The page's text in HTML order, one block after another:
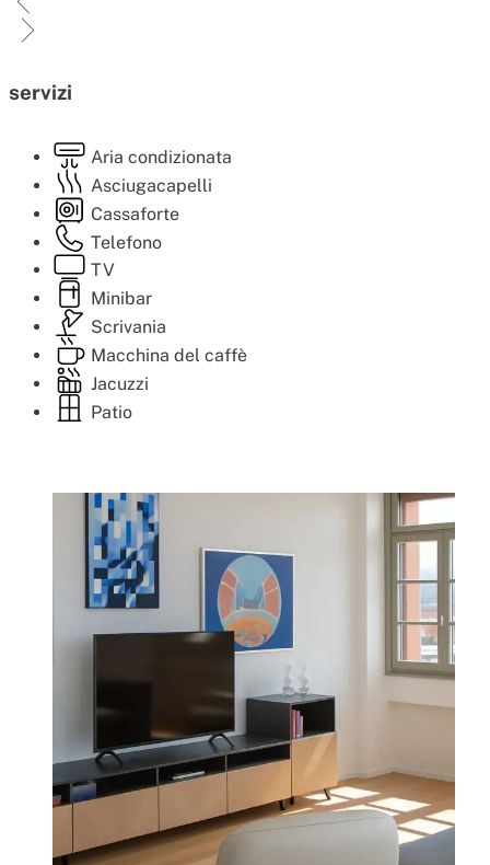
servizi
Aria condizionata
Asciugacapelli
Cassaforte
Telefono
TV
Minibar
Scrivania
Macchina del caffè
Jacuzzi
Patio